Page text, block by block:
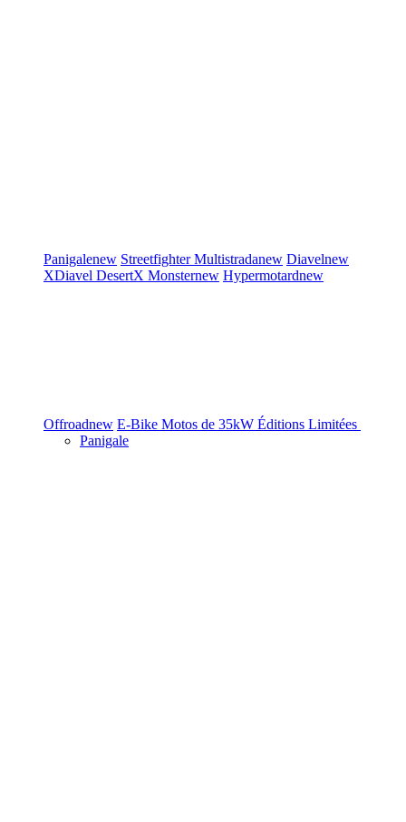
Panigalenew StreetfighterMultistradanew Diavelnew
XDiavel DesertX Monsternew Hypermotardnew
Offroadnew E-Bike Motos de 35kW Éditions Limitées
Panigale